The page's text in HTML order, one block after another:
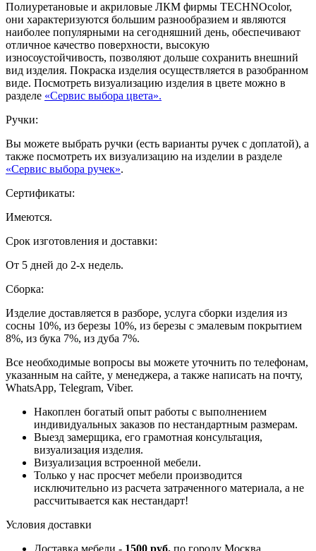
Полиуретановые и акриловые ЛКМ фирмы TECHNOcolor,
они характеризуются большим разнообразием и являются
наиболее популярными на сегодняшний день, обеспечивают
отличное качество поверхности, высокую
износоустойчивость, позволяют дольше сохранить внешний
вид изделия. Покраска изделия осуществляется в разобранном
виде. Посмотреть визуализацию изделия в цвете можно в
разделе «Сервис выбора цвета».
Ручки:
Вы можете выбрать ручки (есть варианты ручек с доплатой), а
также посмотреть их визуализацию на изделии в разделе
«Сервис выбора ручек».
Сертификаты:
Имеются.
Срок изготовления и доставки:
От 5 дней до 2-х недель.
Сборка:
Изделие доставляется в разборе, услуга сборки изделия из
сосны 10%, из березы 10%, из березы с эмалевым покрытием
8%, из бука 7%, из дуба 7%.
Все необходимые вопросы вы можете уточнить по телефонам,
указанным на сайте, у менеджера, а также написать на почту,
WhatsApp, Telegram, Viber.
Накоплен богатый опыт работы с выполнением
индивидуальных заказов по нестандартным размерам.
Выезд замерщика, его грамотная консультация,
визуализация изделия.
Визуализация встроенной мебели.
Только у нас просчет мебели производится
исключительно из расчета затраченного материала, а не
рассчитывается как нестандарт!
Условия доставки